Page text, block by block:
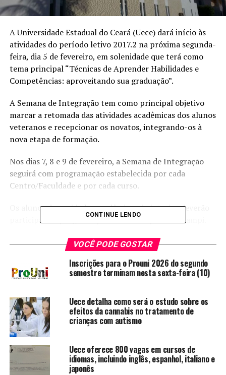
A Universidade Estadual do Ceará (Uece) dará início às
atividades do período letivo 2017.2 na próxima segunda-
feira, dia 5 de fevereiro, em solenidade que terá como
tema principal “Técnicas de Aprender Habilidades e
Competências: aproveitando sua graduação”.
A Semana de Integração tem como principal objetivo
marcar a retomada das atividades acadêmicas dos alunos
veteranos e recepcionar os novatos, integrando-os à
nova etapa de formação.
Nos dias 7, 8 e 9 de fevereiro, a Semana de Integração
seguirá com programação estabelecida por cada
Centro/Faculdade e por cada curso.
Os alunos das unidades acadêmicas do interior deverão
participar da programação de seus respectivos campi.
TÓPICOS RELACIONADOS: 2017.2 5 AÇÃO DARÁ
DE
melhorar os sistemas de água e esgotamento sanitário
do município
NÃO PERCA
Agenor Neto garante empenho na aprovação de
proposta de incremento salarial para professores
universitários
CONTINUE LENDO
VOCÊ PODE GOSTAR
Inscrições para o Prouni 2026 do segundo
semestre terminam nesta sexta-feira (10)
Uece detalha como será o estudo sobre os
efeitos da cannabis no tratamento de
crianças com autismo
Uece oferece 800 vagas em cursos de
idiomas, incluindo inglês, espanhol, italiano e
japonês